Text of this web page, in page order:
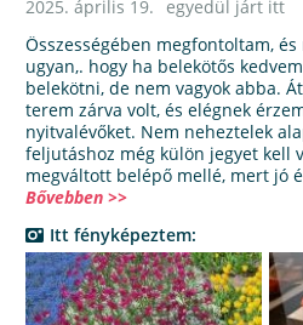
2025. április 19.
egyedül járt itt
Összességében megfontoltam,
ugyan,. hogy ha belekötős
belekötni, de nem vagyok abba.
terem zárva volt, és elégnek
nyitvalévőket. Nem neheztelek
feljutáshoz még külön jegyet kell
megváltott belépő mellé, mert jó
Bővebben >>
Itt fényképeztem: